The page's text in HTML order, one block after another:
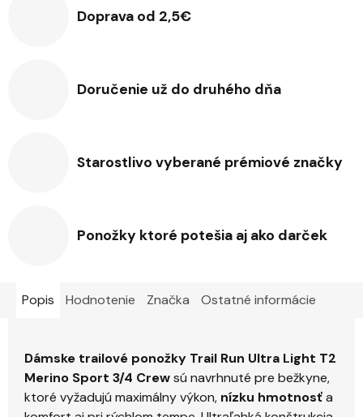
Doprava od 2,5€
Doručenie už do druhého dňa
Starostlivo vyberané prémiové značky
Ponožky ktoré potešia aj ako darček
Popis Hodnotenie Značka Ostatné informácie
Dámske trailové ponožky Trail Run Ultra Light T2
Merino Sport 3/4 Crewsú navrhnuté pre bežkyne,
ktoré vyžadujú maximálny výkon, nízku hmotnosťa